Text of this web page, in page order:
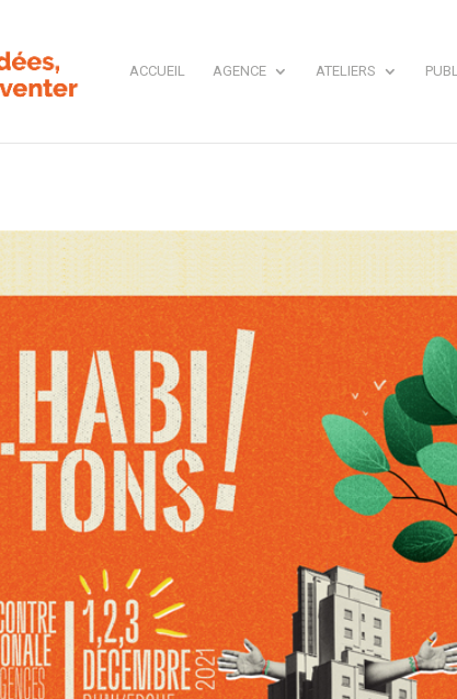
ACCUEIL AGENCE ATELIERS